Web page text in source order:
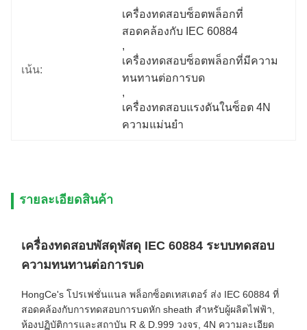
เน้น:
เครื่องทดสอบซ็อตพล็อกที่
สอดคล้องกับ IEC 60884
,
เครื่องทดสอบซ็อตพล็อกที่มีความ
ทนทานต่อการบด
,
เครื่องทดสอบแรงดันในซ็อต 4N
ความแม่นยํา
รายละเอียดสินค้า
เครื่องทดสอบพัสดุพัสดุ IEC 60884 ระบบทดสอบ
ความทนทานต่อการบด
HongCe's โปรเฟชั่นแนล พล็อกซ็อตเทสเตอร์ ส่ง IEC 60884 ที่
สอดคล้องกับการทดสอบการบดหัก sheath สําหรับผู้ผลิตไฟฟ้า,
ห้องปฏิบัติการและสถาบัน R & D.999 วงจร, 4N ความละเอียด